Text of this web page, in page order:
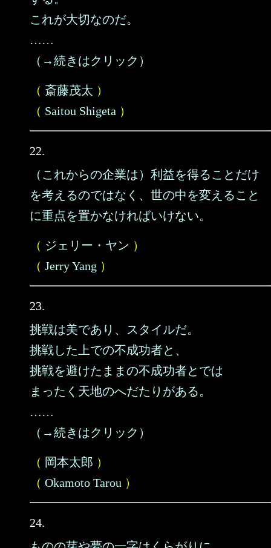
これが大切なのだ。
……
（→続きはクリック）
（ 斎藤茂太 ）
（ Saitou Shigeta ）
22.
（これからの企業は）利益を得ることだけ
を考えるのではなく、世の中を変えること
に重点を置かなければいけない。
（ ジェリー・ヤン ）
（ Jerry Yang ）
23.
挑戦は美であり、スタイルだ。
挑戦した上での不成功者と、
挑戦を避けたままの不成功者とでは
まったく天地のへだたりがある。
……
（→続きはクリック）
（ 岡本太郎 ）
（ Okamoto Tarou ）
24.